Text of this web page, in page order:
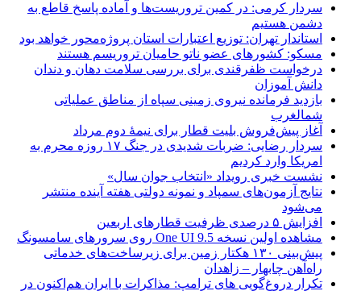
سردار کرمی: در کمین تروریست‌ها و آماده پاسخ قاطع به
دشمن هستیم
استاندار تهران: توزیع اعتبارات استان پروژه‌محور خواهد بود
مسکو: کشورهای عضو ناتو حامیان تروریسم هستند
درخواست ظفرقندی برای بررسی سلامت دهان و دندان
دانش آموزان
بازدید فرمانده نیروی زمینی سپاه از مناطق عملیاتی
شمالغرب
آغاز پیش‌فروش بلیت قطار برای نیمۀ دوم مرداد
سردار رضایی: ضربات شدیدی در جنگ ۱۷ روزه محرم به
امریکا وارد کردیم
نشست خبری رویداد «انتخاب جوان سال»
نتایج آزمون‌های سمپاد و نمونه دولتی هفته آینده منتشر
می‌شود
افزایش ۵ درصدی ظرفیت قطارهای اربعین
مشاهده اولین نسخه One UI 9.5 روی سرورهای سامسونگ
پیش‌بینی ۱۳۰ هکتار زمین برای زیرساخت‌های خدماتی
راه‌آهن چابهار – زاهدان
تکرار دروغ‌گویی های ترامپ: مذاکرات با ایران هم‌اکنون در